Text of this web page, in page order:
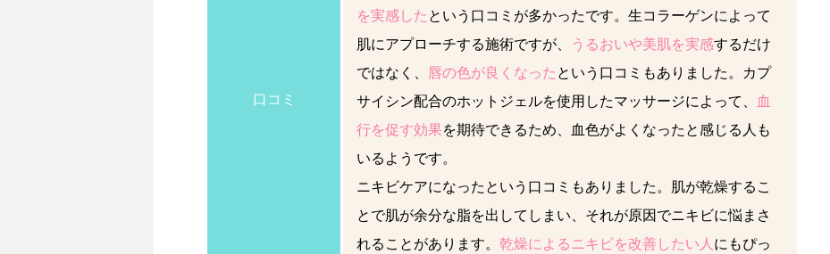
口コミ
を実感した という口コミが多かったです。生コラーゲンによって
肌にアプローチする施術ですが、
うるおいや美肌を実感するだけ
ではなく、 唇の色が良くなった という口コミもありました。カプ
サイシン配合のホットジェルを使用したマッサージによって、 血
行を促す効果を期待できるため、血色がよくなったと感じる人も
いるようです。
ニキビケアになったという口コミもありました。肌が乾燥するこ
とで肌が余分な脂を出してしまい、それが原因でニキビに悩まさ
れることがあります。 乾燥によるニキビを改善したい人 にもぴっ